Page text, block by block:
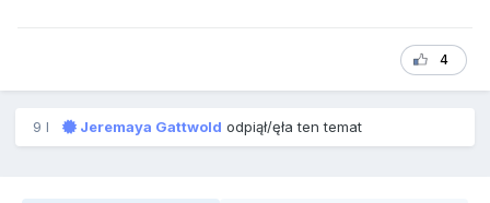
4
9 l Jeremaya Gattwold odpiął/ęła ten temat